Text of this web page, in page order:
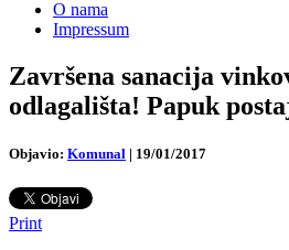
O nama
Impressum
Završena sanacija
odlagališta! Papuk
Objavio: Komunal | 19/01/2017
Print